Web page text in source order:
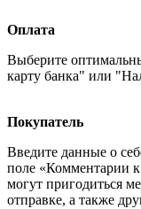
Оплата
Выберите
карту банка" или
Покупатель
Введите данные о
поле «Комментарии к
могут пригодиться
отправке, а также